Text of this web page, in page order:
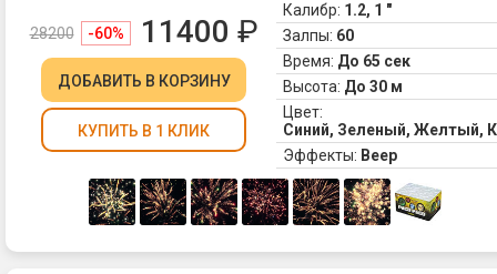
28200 -60% 11400 ₽
ДОБАВИТЬ В КОРЗИНУ
КУПИТЬ В 1 КЛИК
Калибр: 1.2, 1 "
Залпы: 60
Время: До 65 сек
Высота: До 30 м
Цвет:
Синий, Зеленый, Желтый,
Эффекты: Веер